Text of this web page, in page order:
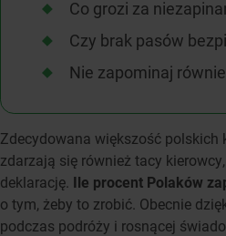
Co grozi za
Czy brak pasów
Nie zapominaj
Zdecydowana większość
zdarzają się również tacy
deklarację. Ile procent Polaków
o tym, żeby to zrobić. Obecnie
podczas podróży i rosnącej